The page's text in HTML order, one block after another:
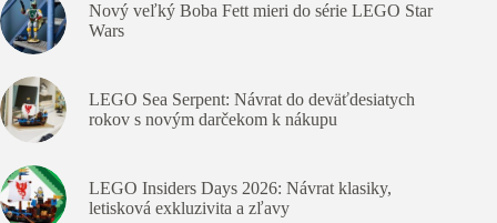
Nový veľký Boba Fett mieri do série LEGO Star
Wars
LEGO Sea Serpent: Návrat do deväťdesiatych
rokov s novým darčekom k nákupu
LEGO Insiders Days 2026: Návrat klasiky,
letisková exkluzivita a zľavy